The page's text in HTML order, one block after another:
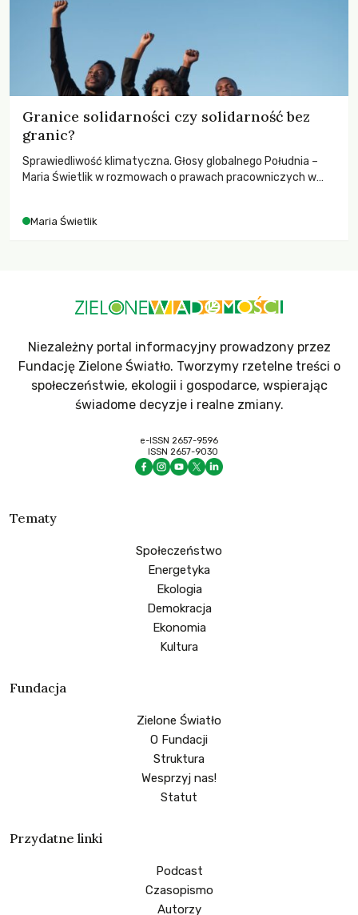
Granice solidarności czy solidarność bez
granic?
Sprawiedliwość klimatyczna. Głosy globalnego Południa –
Maria Świetlik w rozmowach o prawach pracowniczych w
Maria Świetlik
Niezależny portal informacyjny prowadzony przez
Fundację Zielone Światło. Tworzymy rzetelne treści o
społeczeństwie, ekologii i gospodarce, wspierając
świadome decyzje i realne zmiany.
e-ISSN 2657-9596
ISSN 2657-9030
Tematy
Społeczeństwo
Energetyka
Ekologia
Demokracja
Ekonomia
Kultura
Fundacja
Zielone Światło
O Fundacji
Struktura
Wesprzyj nas!
Statut
Przydatne linki
Podcast
Czasopismo
Autorzy